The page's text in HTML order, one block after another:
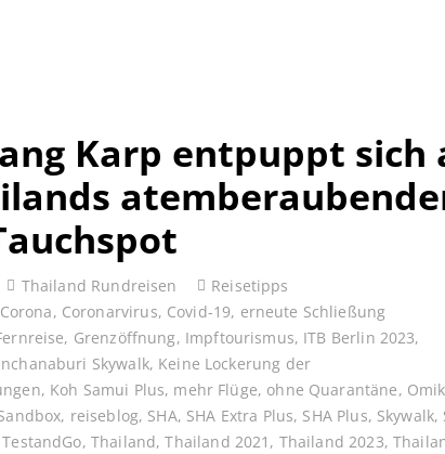
Karp entpuppt sich
Thailand Rundreisen
Reisetipps
Corona, Coronarvirus, Covid-19, erneute Schließung
, Grenzöffnung, Impftourismus, ITB Berlin 2023,
Skywalk, Keine Lockerung der
, Koh Samui Plus, mehr Flüge, ohne Quarantäne,
, reiseblog, SHA, SHA Extra Plus, SHA Plus, Skywalk,
TestandGo, Thailand,Thailand 2021 , Thailand 2023,